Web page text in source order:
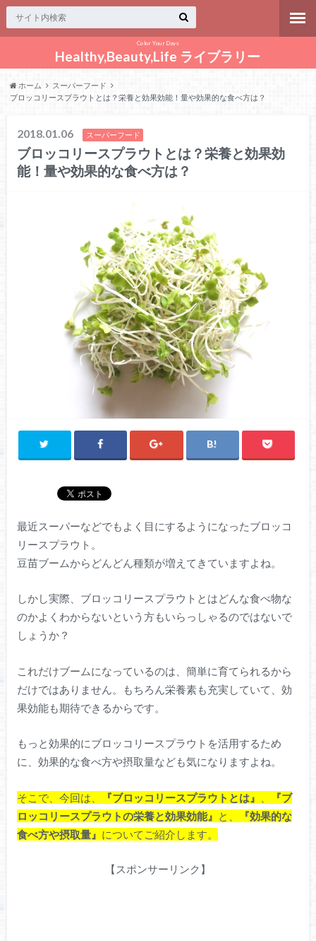
Color Your Days
Healthy,Beauty,Life ライブラリー
ホーム
スーパーフード
ブロッコリースプラウトとは？栄養と効果効能！量や効果的な食べ方は？
2018.01.06 スーパーフード
ブロッコリースプラウトとは？栄養と効果効
能！量や効果的な食べ方は？
最近スーパーなどでもよく目にするようになったブロッコ
リースプラウト。
豆苗ブームからどんどん種類が増えてきていますよね。
しかし実際、ブロッコリースプラウトとはどんな食べ物な
のかよくわからないという方もいらっしゃるのではないで
しょうか？
これだけブームになっているのは、簡単に育てられるから
だけではありません。もちろん栄養素も充実していて、効
果効能も期待できるからです。
もっと効果的にブロッコリースプラウトを活用するため
に、効果的な食べ方や摂取量なども気になりますよね。
そこで、今回は、 『ブロッコリースプラウトとは』
『ブ
ロッコリースプラウトの栄養と効果効能』 と、
『効果的な
食べ方や摂取量』 についてご紹介します。
【スポンサーリンク】